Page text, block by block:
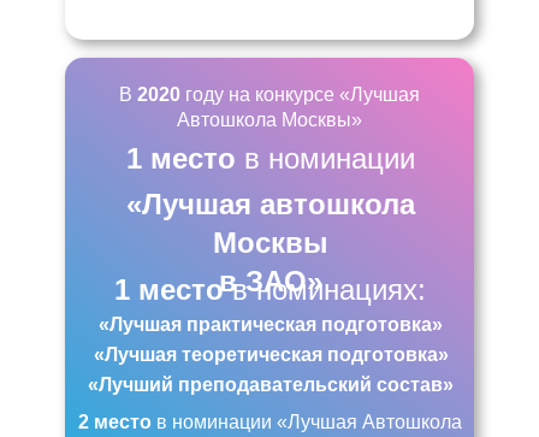
В 2020 году на конкурсе «Лучшая
Автошкола Москвы»
«Лучшая автошкола
Москвы
в ЗАО»
1 место в номинации
1 местов номинациях:
«Лучшая практическая подготовка»
«Лучшая теоретическая подготовка»
«Лучший преподавательский состав»
2 местов номинации «Лучшая Автошкола